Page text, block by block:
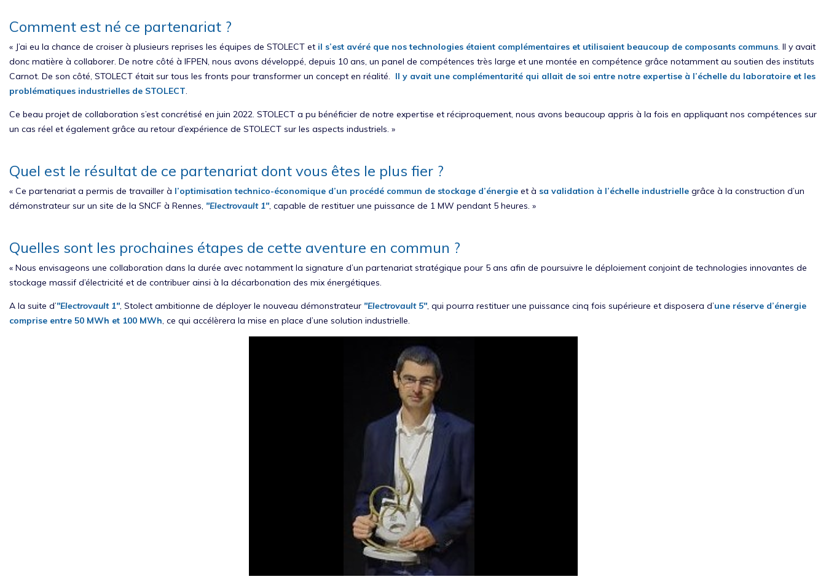
Comment est né ce partenariat ?
« J’ai eu la chance de croiser à plusieurs reprises les équipes de STOLECT et il s’est avéré que nos technologies étaient complémentaires et utilisaient beaucoup de composants communs. Il y avait
donc matière à collaborer. De notre côté à IFPEN, nous avons développé, depuis 10 ans, un panel de compétences très large et une montée en compétence grâce notamment au soutien des instituts
Carnot. De son côté, STOLECT était sur tous les fronts pour transformer un concept en réalité. Il y avait une complémentarité qui allait de soi entre notre expertise à l’échelle du laboratoire et les
problématiques industrielles de STOLECT.
Ce beau projet de collaboration s’est concrétisé en juin 2022. STOLECT a pu bénéficier de notre expertise et réciproquement, nous avons beaucoup appris à la fois en appliquant nos compétences sur
un cas réel et également grâce au retour d’expérience de STOLECT sur les aspects industriels. »
Quel est le résultat de ce partenariat dont vous êtes le plus fier ?
« Ce partenariat a permis de travailler à l’optimisation technico-économique d’un procédé commun de stockage d’énergie et à sa validation à l’échelle industrielle grâce à la construction d’un
démonstrateur sur un site de la SNCF à Rennes, "Electrovault 1", capable de restituer une puissance de 1 MW pendant 5 heures. »
Quelles sont les prochaines étapes de cette aventure en commun ?
« Nous envisageons une collaboration dans la durée avec notamment la signature d’un partenariat stratégique pour 5 ans afin de poursuivre le déploiement conjoint de technologies innovantes de
stockage massif d’électricité et de contribuer ainsi à la décarbonation des mix énergétiques.
A la suite d’"Electrovault 1", Stolect ambitionne de déployer le nouveau démonstrateur "Electrovault 5", qui pourra restituer une puissance cinq fois supérieure et disposera d’une réserve d’énergie
comprise entre 50 MWh et 100 MWh, ce qui accélèrera la mise en place d’une solution industrielle.